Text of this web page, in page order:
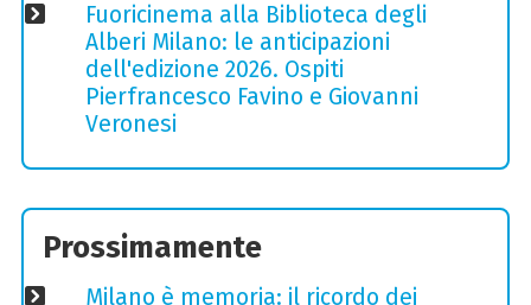
Fuoricinema alla Biblioteca degli
Alberi Milano: le anticipazioni
dell'edizione 2026. Ospiti
Pierfrancesco Favino e Giovanni
Veronesi
Prossimamente
Milano è memoria: il ricordo dei